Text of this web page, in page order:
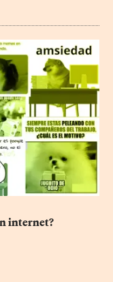
internet?